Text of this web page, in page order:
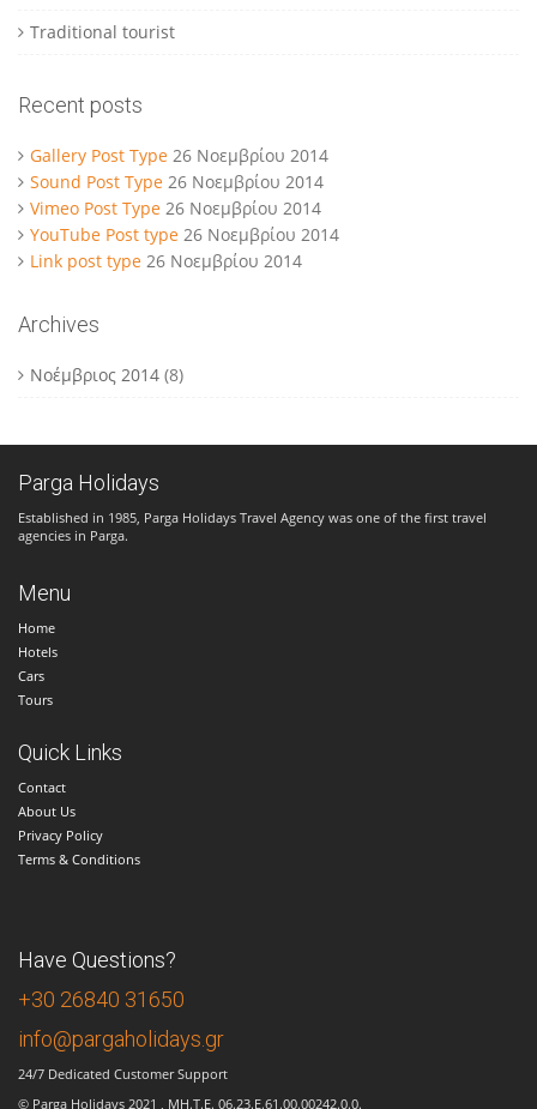
Traditional tourist
Recent posts
Gallery Post Type 26 Νοεμβρίου 2014
Sound Post Type 26 Νοεμβρίου 2014
Vimeo Post Type 26 Νοεμβρίου 2014
YouTube Post type 26 Νοεμβρίου 2014
Link post type 26 Νοεμβρίου 2014
Archives
Νοέμβριος 2014 (8)
Parga Holidays
Established in 1985, Parga Holidays Travel Agency was one of the first travel
agencies in Parga.
Menu
Home
Hotels
Cars
Tours
Quick Links
Contact
About Us
Privacy Policy
Terms & Conditions
Have Questions?
+30 26840 31650
info@pargaholidays.gr
24/7 Dedicated Customer Support
​© Parga Holidays 2021 , MH.T.E. 06.23.E.61.00.00242.0.0.